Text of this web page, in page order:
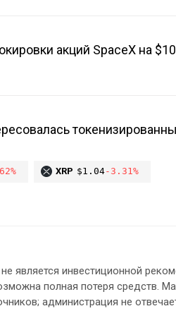
акций SpaceX на
XRP $1.04-3.31%
является инвестиционной
полная потеря средств.
администрация не